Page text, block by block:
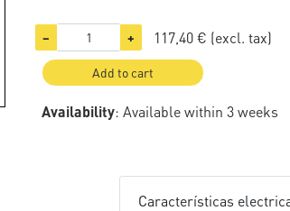
− + 117,40 € (excl. tax)
Add to cart
Availability: Available within 3 weeks
Características